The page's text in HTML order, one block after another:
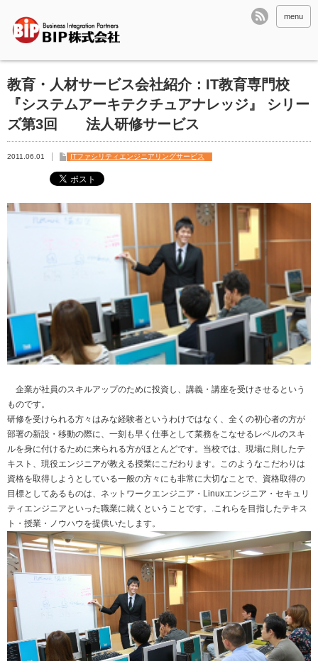
menu
教育・人材サービス会社紹介：IT教育専門校
『システムアーキテクチュアナレッジ』 シリー
ズ第3回 法人研修サービス
2011.06.01 ITファシリティエンジニアリングサービス
企業が社員のスキルアップのために投資し、講義・講座を受けさせるという
ものです。
研修を受けられる方々はみな経験者というわけではなく、全くの初心者の方が
部署の新設・移動の際に、一刻も早く仕事として業務をこなせるレベルのスキ
ルを身に付けるために来られる方がほとんどです。当校では、現場に則したテ
キスト、現役エンジニアが教える授業にこだわります。このようなこだわりは
資格を取得しようとしている一般の方々にも非常に大切なことで、資格取得の
目標としてあるものは、ネットワークエンジニア・Linuxエンジニア・セキュリ
ティエンジニアといった職業に就くということです。.これらを目指したテキス
ト・授業・ノウハウを提供いたします。